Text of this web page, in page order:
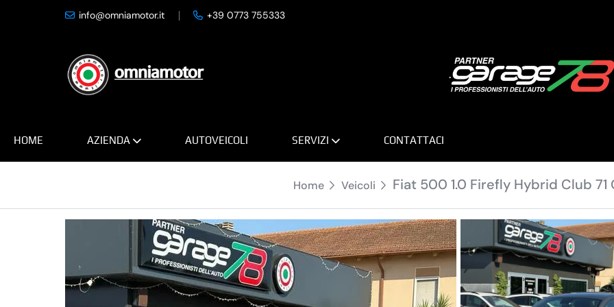
info@omniamotor.it +39 0773 755333
.
HOME AZIENDA AUTOVEICOLI SERVIZI CONTATTACI
Home Veicoli Fiat 500 1.0 Firefly Hybrid Club 71